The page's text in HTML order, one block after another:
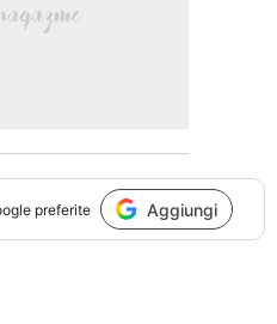
preferite Aggiungi